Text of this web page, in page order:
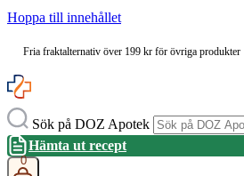
Hoppa till innehållet
Fria fraktalternativ över 199 kr för övriga produkter
Sök på DOZ Apotek
Hämta ut recept
0